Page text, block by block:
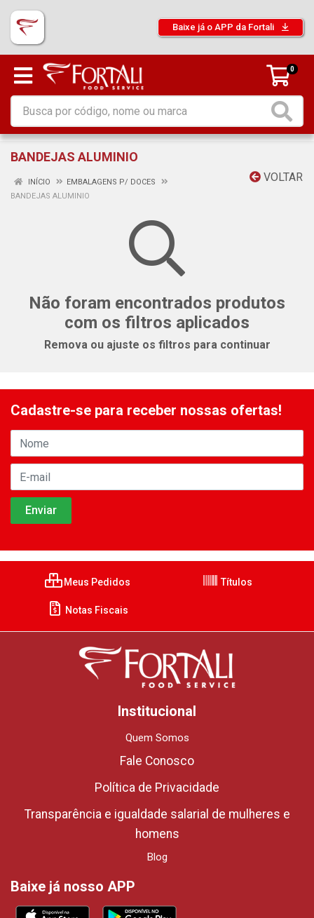
Baixe já o APP da Fortali
0
BANDEJAS ALUMINIO
VOLTAR
INÍCIO
EMBALAGENS P/ DOCES
BANDEJAS ALUMINIO
Não foram encontrados produtos
com os filtros aplicados
Remova ou ajuste os filtros para continuar
Cadastre-se para receber nossas ofertas!
Meus Pedidos Títulos
Notas Fiscais
Institucional
Quem Somos
Fale Conosco
Política de Privacidade
Transparência e igualdade salarial de mulheres e
homens
Blog
Baixe já nosso APP